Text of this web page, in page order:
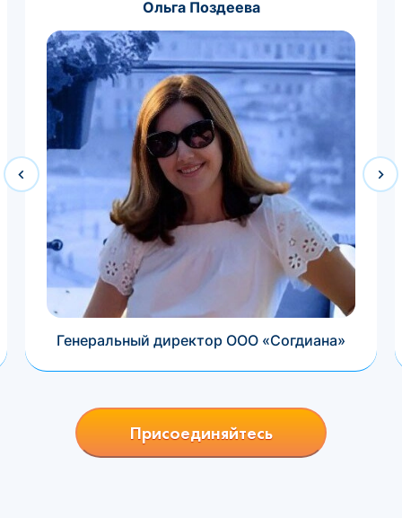
Ольга Поздеева
Генеральный директор ООО «Согдиана»
Присоединяйтесь